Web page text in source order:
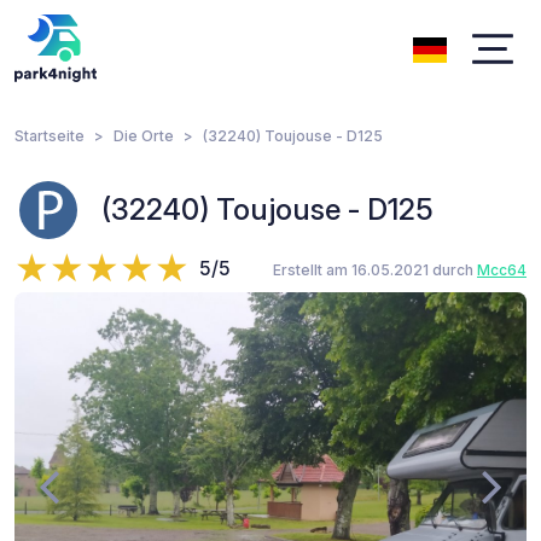
Startseite Die Orte (32240) Toujouse - D125
(32240) Toujouse - D125
5/5 Erstellt am 16.05.2021 durch Mcc64